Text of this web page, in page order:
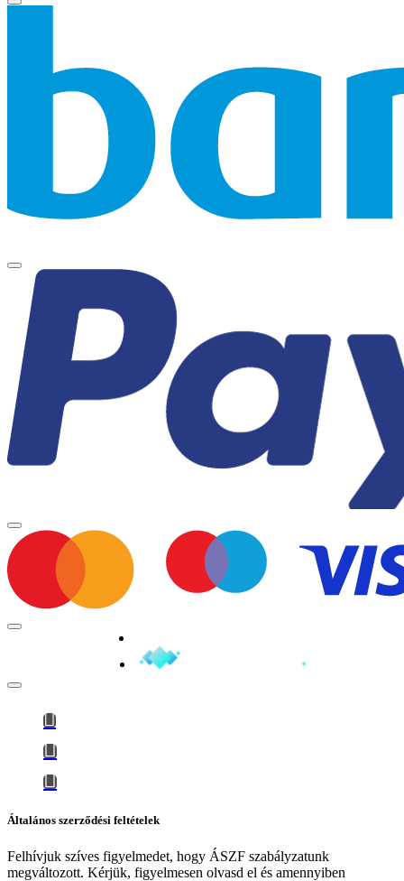
Általános szerződési feltételek
Felhívjuk szíves figyelmedet, hogy ÁSZF szabályzatunk
megváltozott. Kérjük, figyelmesen olvasd el és amennyiben